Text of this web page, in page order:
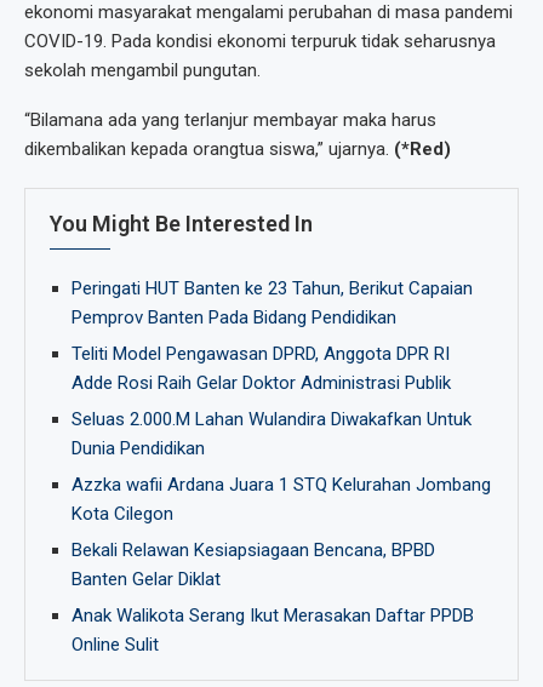
ekonomi masyarakat mengalami perubahan di masa pandemi
COVID-19. Pada kondisi ekonomi terpuruk tidak seharusnya
sekolah mengambil pungutan.
“Bilamana ada yang terlanjur membayar maka harus
dikembalikan kepada orangtua siswa,” ujarnya. (*Red)
You Might Be Interested In
Peringati HUT Banten ke 23 Tahun, Berikut Capaian
Pemprov Banten Pada Bidang Pendidikan
Teliti Model Pengawasan DPRD, Anggota DPR RI
Adde Rosi Raih Gelar Doktor Administrasi Publik
Seluas 2.000.M Lahan Wulandira Diwakafkan Untuk
Dunia Pendidikan
Azzka wafii Ardana Juara 1 STQ Kelurahan Jombang
Kota Cilegon
Bekali Relawan Kesiapsiagaan Bencana, BPBD
Banten Gelar Diklat
Anak Walikota Serang Ikut Merasakan Daftar PPDB
Online Sulit